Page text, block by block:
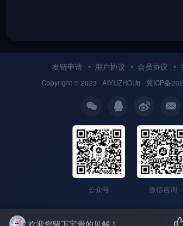
友链申请 用户协议 会员协议
Copyright © 2023 · AIYUZHOU8 · 冀ICP备
公众号 微信咨询
欢迎您留下宝贵的见解！